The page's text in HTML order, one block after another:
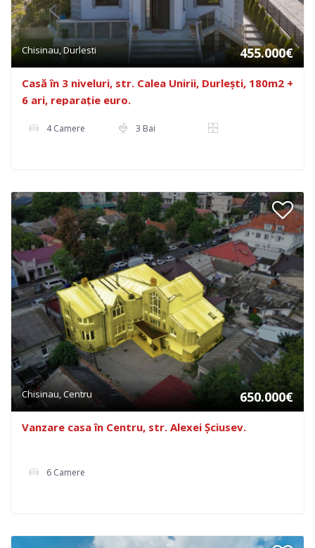
Chisinau, Durlesti 455.000€
Casă în 3 niveluri, str. Calea Unirii, Durlești, 180m2 +
6 ari, reparație euro.
4 Camere 3 Bai
Chisinau, Centru 650.000€
Vanzare casa în Centru, str. Alexei Șciusev.
6 Camere